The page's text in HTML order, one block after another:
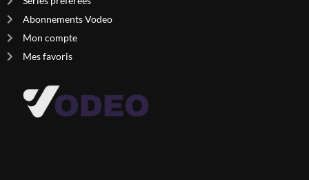
Abonnements Vodeo
Mon compte
Mes favoris